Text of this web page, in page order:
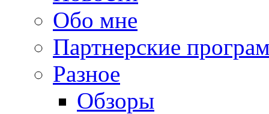
Обо мне
Партнерские
Разное
Обзоры